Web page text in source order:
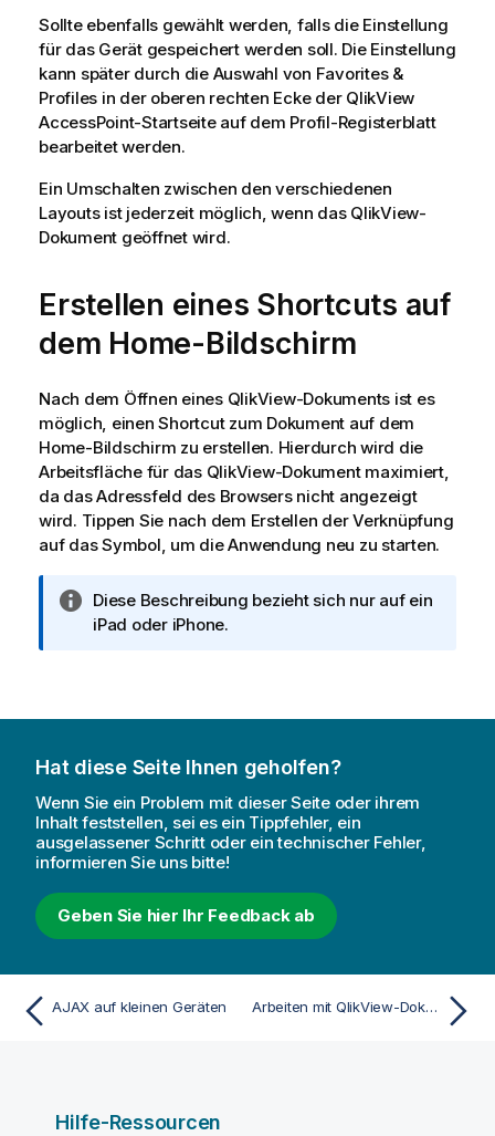
Sollte ebenfalls gewählt werden, falls die Einstellung
für das Gerät gespeichert werden soll. Die Einstellung
kann später durch die Auswahl von Favorites &
Profiles in der oberen rechten Ecke der QlikView
AccessPoint-Startseite auf dem Profil-Registerblatt
bearbeitet werden.
Ein Umschalten zwischen den verschiedenen
Layouts ist jederzeit möglich, wenn das QlikView-
Dokument geöffnet wird.
Erstellen eines Shortcuts auf
dem Home-Bildschirm
Nach dem Öffnen eines QlikView-Dokuments ist es
möglich, einen Shortcut zum Dokument auf dem
Home-Bildschirm zu erstellen. Hierdurch wird die
Arbeitsfläche für das QlikView-Dokument maximiert,
da das Adressfeld des Browsers nicht angezeigt
wird. Tippen Sie nach dem Erstellen der Verknüpfung
auf das Symbol, um die Anwendung neu zu starten.
I
n
m
t
i
o
n
s
h
i
n
i
Diese Beschreibung bezieht sich nur auf ein
iPad oder iPhone.
Hat diese Seite Ihnen geholfen?
Wenn Sie ein Problem mit dieser Seite oder ihrem
Inhalt feststellen, sei es ein Tippfehler, ein
ausgelassener Schritt oder ein technischer Fehler,
informieren Sie uns bitte!
Geben Sie hier Ihr Feedback ab
AJAX auf kleinen Geräten Arbeiten mit QlikView-Dokumenten auf einem kleinen Gerät
Hilfe-Ressourcen